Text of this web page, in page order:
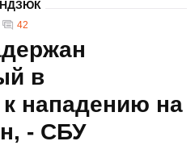
42
в
к нападению на
- СБУ